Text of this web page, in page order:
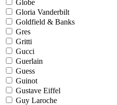
Globe
Gloria Vanderbilt
Goldfield & Banks
Gres
Gritti
Gucci
Guerlain
Guess
Guinot
Gustave Eiffel
Guy Laroche